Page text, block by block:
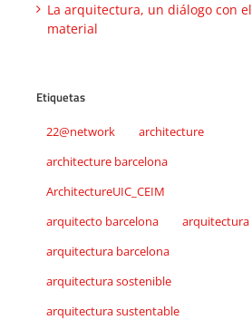
La arquitectura, un diálogo con el
material
Etiquetas
22@network
architecture
architecture barcelona
ArchitectureUIC_CEIM
arquitecto barcelona
arquitectura
arquitectura barcelona
arquitectura sostenible
arquitectura sustentable